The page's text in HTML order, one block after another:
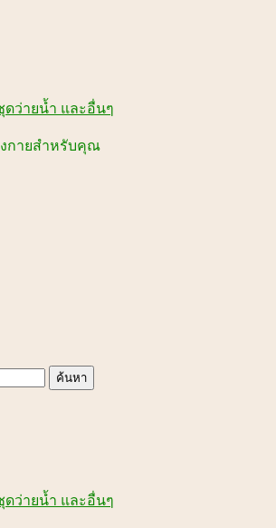
ว่ายน้ำ และอื่นๆ
งกายสำหรับคุณ
ว่ายน้ำ และอื่นๆ